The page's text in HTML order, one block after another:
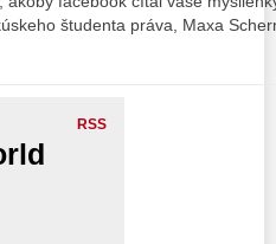
študenta práva, Maxa
RSS